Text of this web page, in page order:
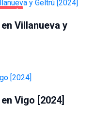
Villanueva y
Vigo [2024]